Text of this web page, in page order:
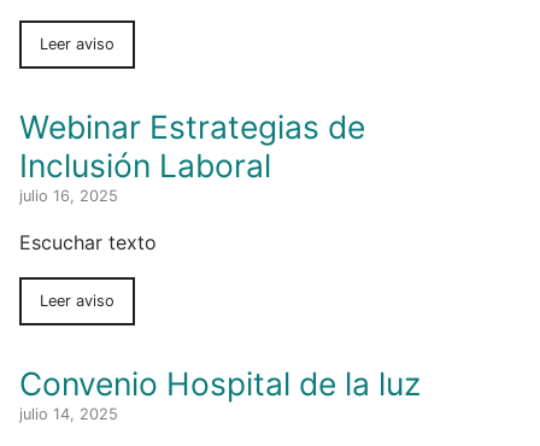
Leer aviso
Webinar Estrategias de
Inclusión Laboral
julio 16, 2025
Escuchar texto
Leer aviso
Convenio Hospital de la luz
julio 14, 2025